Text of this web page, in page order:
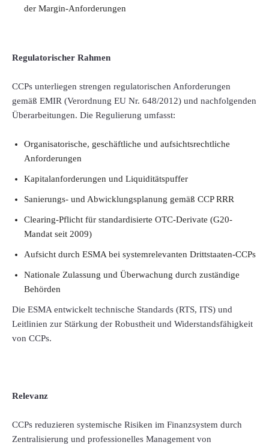
der Margin-Anforderungen
Regulatorischer Rahmen
CCPs unterliegen strengen regulatorischen Anforderungen
gemäß EMIR (Verordnung EU Nr. 648/2012) und nachfolgenden
Überarbeitungen. Die Regulierung umfasst:
Organisatorische, geschäftliche und aufsichtsrechtliche
Anforderungen
Kapitalanforderungen und Liquiditätspuffer
Sanierungs- und Abwicklungsplanung gemäß CCP RRR
Clearing-Pflicht für standardisierte OTC-Derivate (G20-
Mandat seit 2009)
Aufsicht durch ESMA bei systemrelevanten Drittstaaten-CCPs
Nationale Zulassung und Überwachung durch zuständige
Behörden
Die ESMA entwickelt technische Standards (RTS, ITS) und
Leitlinien zur Stärkung der Robustheit und Widerstandsfähigkeit
von CCPs.
Relevanz
CCPs reduzieren systemische Risiken im Finanzsystem durch
Zentralisierung und professionelles Management von